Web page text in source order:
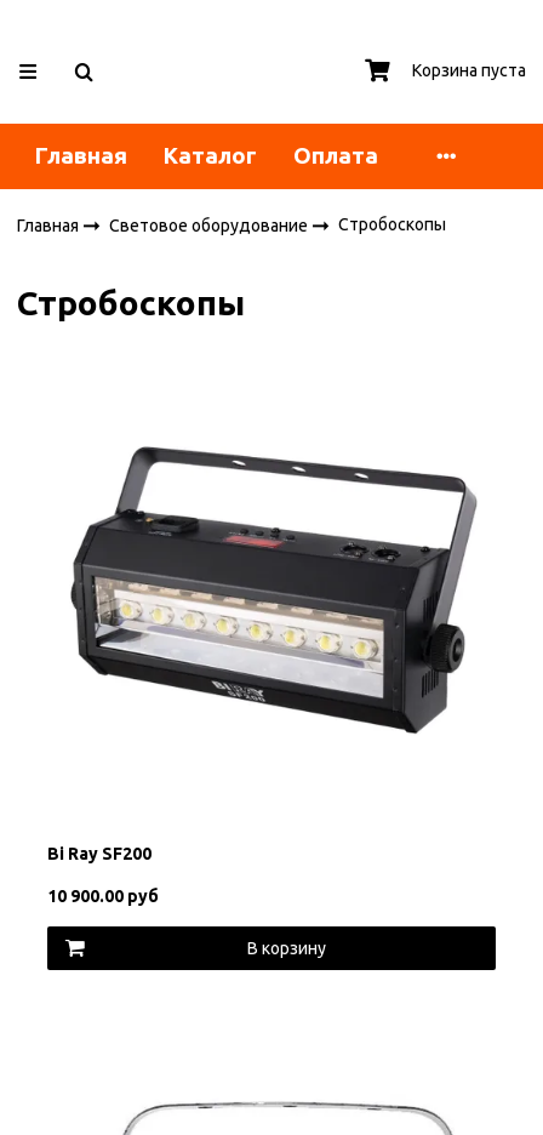
Корзина пуста
Главная Каталог Оплата
Главная Световое оборудование Стробоскопы
Стробоскопы
Bi Ray SF200
10 900.00 руб
В корзину